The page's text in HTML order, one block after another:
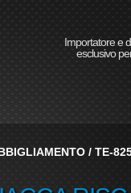
Importatore e
esclusivo
/ TE-